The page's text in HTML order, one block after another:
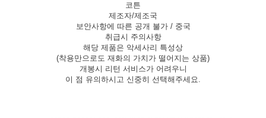
코튼
제조자/제조국
보안사항에 따른 공개 불가 / 중국
취급시 주의사항
해당 제품은 악세사리 특성상
(착용만으로도 재화의 가치가 떨어지는 상품)
개봉시 리턴 서비스가 어려우니
이 점 유의하시고 신중히 선택해주세요.